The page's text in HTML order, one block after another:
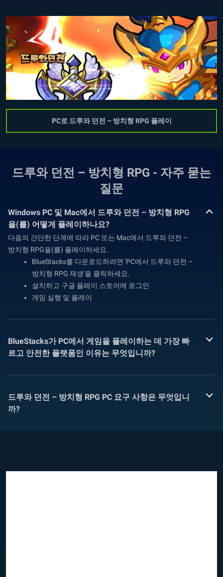
PC로 드루와 던전 – 방치형 RPG 플레이
드루와 던전 – 방치형 RPG - 자주 묻는
질문
Windows PC 및 Mac에서 드루와 던전 – 방치형 RPG
을(를) 어떻게 플레이하나요?
다음의 간단한 단계에 따라 PC 또는 Mac에서 드루와 던전 –
방치형 RPG을(를) 플레이하세요.
BlueStacks를 다운로드하려면 'PC에서 드루와 던전 –
방치형 RPG 재생'을 클릭하세요.
설치하고 구글 플레이 스토어에 로그인
게임 실행 및 플레이
BlueStacks가 PC에서 게임을 플레이하는 데 가장 빠
르고 안전한 플랫폼인 이유는 무엇입니까?
드루와 던전 – 방치형 RPG PC 요구 사항은 무엇입니
까?